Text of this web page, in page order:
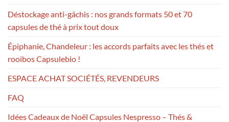
Déstockage anti-gâchis : nos grands formats 50 et 70
capsules de thé à prix tout doux
Épiphanie, Chandeleur : les accords parfaits avec les thés et
rooibos Capsulebio !
ESPACE ACHAT SOCIÉTÉS, REVENDEURS
FAQ
Idées Cadeaux de Noël Capsules Nespresso – Thés &